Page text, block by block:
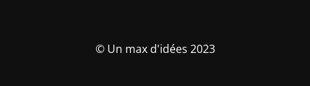
© Un max d'idées 2023